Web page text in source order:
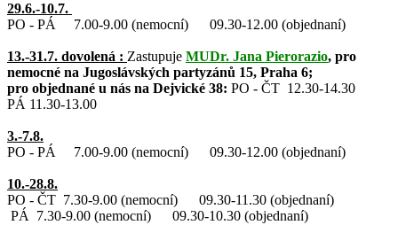
29.6.-10.7.
PO - PÁ 7.00-9.00 (nemocní) 09.30-12.00 (objednaní)
13.-31.7. dovolená : Zastupuje MUDr. Jana Pierorazio, pro
nemocné na Jugoslávských partyzánů 15, Praha 6;
pro objednané u nás na Dejvické 38: PO - ČT 12.30-14.30
PÁ 11.30-13.00
3.-7.8.
PO - PÁ 7.00-9.00 (nemocní) 09.30-12.00 (objednaní)
10.-28.8.
PO - ČT 7.30-9.00 (nemocní) 09.30-11.30 (objednaní)
PÁ 7.30-9.00 (nemocní) 09.30-10.30 (objednaní)